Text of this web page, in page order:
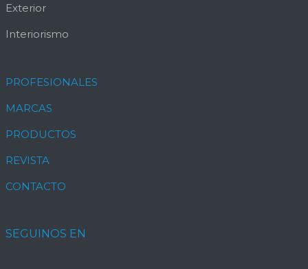
Exterior
Interiorismo
PROFESIONALES
MARCAS
PRODUCTOS
REVISTA
CONTACTO
SEGUINOS EN